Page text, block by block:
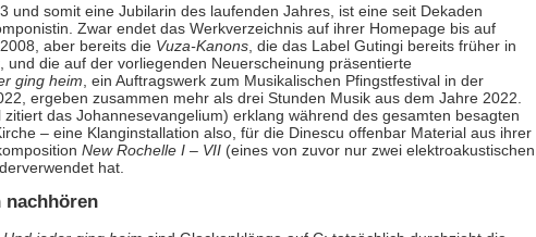
und somit eine Jubilarin des laufenden Jahres, ist eine seit Dekaden
Zwar endet das Werkverzeichnis auf ihrer Homepage bis auf
aber bereits die Vuza-Kanons, die das Label Gutingi bereits früher in
und die auf der vorliegenden Neuerscheinung präsentierte
ging heim , ein Auftragswerk zum Musikalischen Pfingstfestival in der
ergeben zusammen mehr als drei Stunden Musik aus dem Jahre 2022.
zitiert das Johannesevangelium) erklang während des gesamten besagten
– eine Klanginstallation also, für die Dinescu offenbar Material aus ihrer
New Rochelle I – VII(eines von zuvor nur zwei elektroakustischen
hat.
nachhören